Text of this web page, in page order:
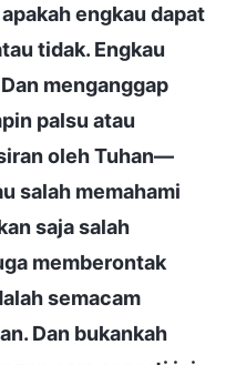
engkau dapat
tidak. Engkau
menganggap
palsu atau
oleh Tuhan—
salah memahami
saja salah
memberontak
semacam
Dan bukankah